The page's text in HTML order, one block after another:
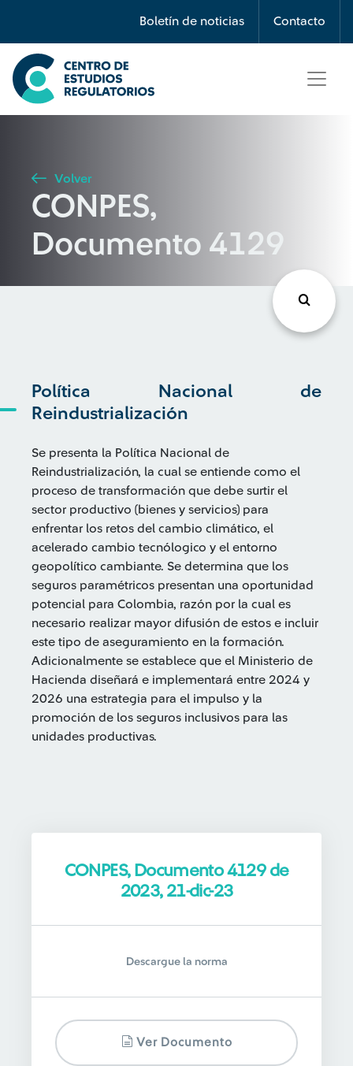
Boletín de noticias Contacto
Búsqueda
Seleccione país
Buscar
Volver
CONPES,
Documento 4129
Política Nacional de
Reindustrialización
Se presenta la Política Nacional de
Reindustrialización, la cual se entiende como el
proceso de transformación que debe surtir el
sector productivo (bienes y servicios) para
enfrentar los retos del cambio climático, el
acelerado cambio tecnólogico y el entorno
geopolítico cambiante. Se determina que los
seguros paramétricos presentan una oportunidad
potencial para Colombia, razón por la cual es
necesario realizar mayor difusión de estos e incluir
este tipo de aseguramiento en la formación.
Adicionalmente se establece que el Ministerio de
Hacienda diseñará e implementará entre 2024 y
2026 una estrategia para el impulso y la
promoción de los seguros inclusivos para las
unidades productivas.
CONPES, Documento 4129 de
2023, 21-dic-23
Descargue la norma
Ver Documento